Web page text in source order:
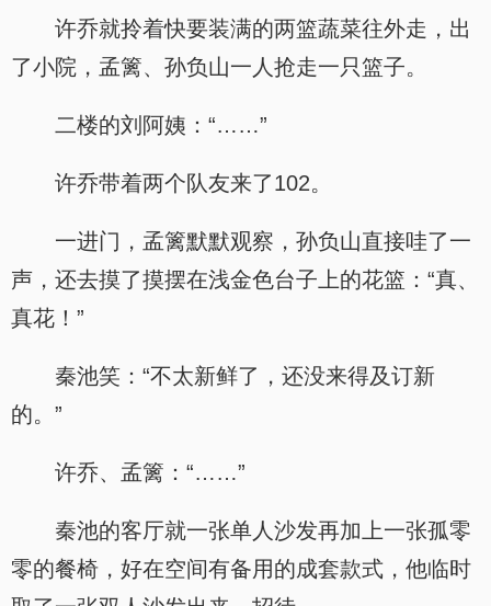
许乔就拎着快要装满的两篮蔬菜往外走，出
了小院，孟篱、孙负山一人抢走一只篮子。
二楼的刘阿姨：“……”
许乔带着两个队友来了102。
一进门，孟篱默默观察，孙负山直接哇了一
声，还去摸了摸摆在浅金色台子上的花篮：“真、
真花！”
秦池笑：“不太新鲜了，还没来得及订新
的。”
许乔、孟篱：“……”
秦池的客厅就一张单人沙发再加上一张孤零
零的餐椅，好在空间有备用的成套款式，他临时